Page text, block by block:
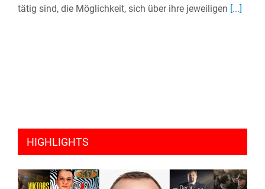
tätig sind, die Möglichkeit, sich über ihre jeweiligen [...]
HIGHLIGHTS